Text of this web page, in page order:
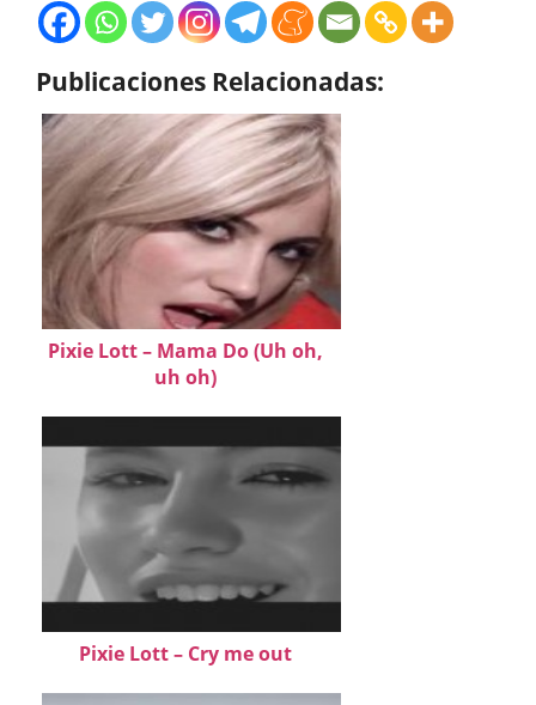
Publicaciones Relacionadas:
Pixie Lott – Mama Do (Uh oh,
uh oh)
Pixie Lott – Cry me out